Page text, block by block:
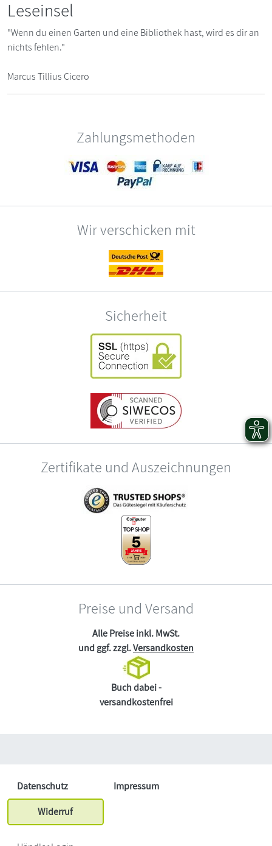
Leseinsel
"Wenn du einen Garten und eine Bibliothek hast, wird es dir an
nichts fehlen."
Marcus Tillius Cicero
Zahlungsmethoden
Wir verschicken mit
Sicherheit
Zertifikate und Auszeichnungen
Preise und Versand
Alle Preise inkl. MwSt.
und ggf. zzgl.Versandkosten
Buch dabei -
versandkostenfrei
Datenschutz
Impressum
Widerruf